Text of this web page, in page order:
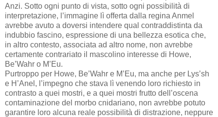
Anzi. Sotto ogni punto di vista, sotto ogni possibilità di
interpretazione, l’immagine lì offerta dalla regina Anmel
avrebbe avuto a doversi intendere qual contraddistinta da
indubbio fascino, espressione di una bellezza esotica che,
in altro contesto, associata ad altro nome, non avrebbe
certamente contrariato il mascolino interesse di Howe,
Be’Wahr o M’Eu.
Purtroppo per Howe, Be’Wahr e M’Eu, ma anche per Lys’sh
e H’Anel, l’impegno che stava lì venendo loro richiesto in
contrasto a quei mostri, e a quei mostri frutto dell’oscena
contaminazione del morbo cnidariano, non avrebbe potuto
garantire loro alcuna reale possibilità di distrazione, neppure